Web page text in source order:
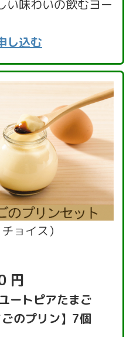
い味わいの飲むヨー
し込む
ョイス）
円
トピアたまご
のプリン】7個